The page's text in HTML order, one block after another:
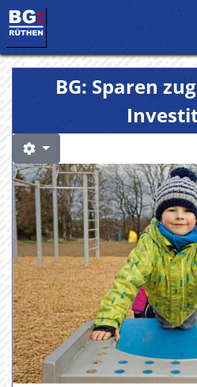
BG: Sparen